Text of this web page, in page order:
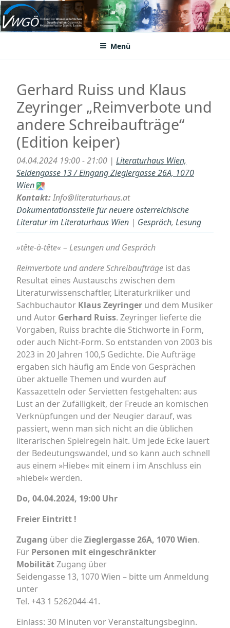
Zum
Inhalt
springenVWGÖ
Federation of Austrian Scientific Societies
Menü
Gerhard Ruiss und Klaus
Zeyringer „Reimverbote und
andere Schreibaufträge“
(Edition keiper)
04.04.2024 19:00 - 21:00 | Literaturhaus Wien,
Seidengasse 13 / Eingang Zieglergasse 26A, 1070
Wien
Kontakt:Info@literaturhaus.at
Dokumentationsstelle für neuere österreichische
Literatur im Literaturhaus Wien | Gespräch, Lesung
»tête-à-tête« – Lesungen und Gespräch
Reimverbote und andere Schreibaufträge ist das
Resultat eines Austauschs zwischen dem
Literaturwissenschaftler, Literaturkriiker und
Sachbuchautor Klaus Zeyringer und dem Musiker
und Autor Gerhard Ruiss. Zeyringer lieferte die
Vorgaben, Ruiss brachte die Stichworte in Form,
oder auch Nicht-Form. So entstanden von 2003 bis
2023 in 20 Jahren 100,5 Gedichte. Die Aufträge
ergaben sich häufig am Ende von Gesprächen
über aktuelle Themen und wurden auf
Kassazetteln oder Servietten festgehalten: aus
Lust an der Zufälligkeit, der Freude an komischen
Verknüpfungen und der Neugier darauf, was
passiert, wenn man sich nicht an die üblichen
literarischen Spielregeln hält. Um jede Ecke lauert
der Bedeutungswandel, und so kann auch schnell
aus einem »Hiebe« mit einem i im Anschluss ein
»hiebei« werden.
Do, 04.04.2024, 19:00 Uhr
Freier Eintritt !
Zugang über dieZieglergasse 26A, 1070 Wien.
Für Personen mit eingeschränkter
MobilitätZugang über
Seidengasse 13, 1070 Wien – bitte um Anmeldung
unter
Tel. +43 1 5262044-41.
Einlass: 30 Minuten vor Veranstaltungsbeginn.